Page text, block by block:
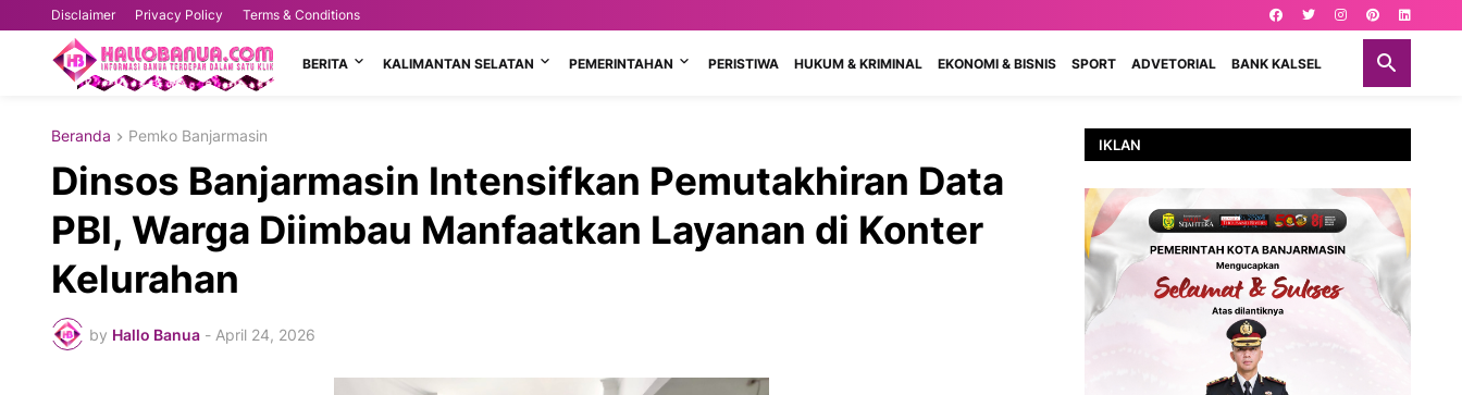
Disclaimer Privacy Policy Terms & Conditions
BERITA KALIMANTAN SELATAN PEMERINTAHAN PERISTIWA HUKUM & KRIMINAL EKONOMI & BISNIS SPORT ADVETORIAL BANK KALSEL
Beranda Pemko Banjarmasin
Dinsos Banjarmasin Intensifkan Pemutakhiran Data
PBI, Warga Diimbau Manfaatkan Layanan di Konter
Kelurahan
by Hallo Banua - April 24, 2026
IKLAN